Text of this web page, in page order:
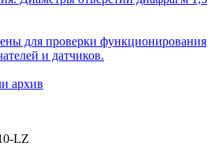
для проверки функционирования
и датчиков.
архив
LZ